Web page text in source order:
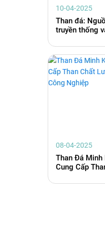
10-04-2025
Than đá:
truyền thống
08-04-2025
Than Đá Minh
Cung Cấp